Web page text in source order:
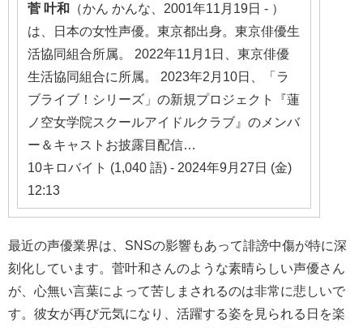
菅 叶和
（かん かんな、2001年11月19日 - ）
は、日本の女性声優。東京都出身。東京俳優生
活協同組合所属。 2022年11月1日、東京俳優
生活協同組合に所属。 2023年2月10日、「ラ
ブライブ！シリーズ」の新規プロジェクト『蓮
ノ空女学院スクールアイドルクラブ』のメンバ
ー＆キャストお披露目配信…
10キロバイト (1,040 語) - 2024年9月27日 (金)
12:13
最近の声優業界は、SNSの影響もあって誹謗中傷が特に深
刻化しています。菅叶和さんのような素晴らしい声優さん
が、心無い言葉によって苦しまされるのは非常に悲しいで
す。彼女が再び元気になり、活躍する姿を見られる日を楽